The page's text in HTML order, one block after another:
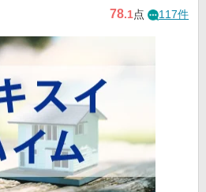
78.1点 117件